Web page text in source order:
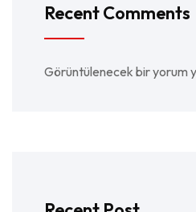
Recent Comments
Görüntülenecek bir yorum